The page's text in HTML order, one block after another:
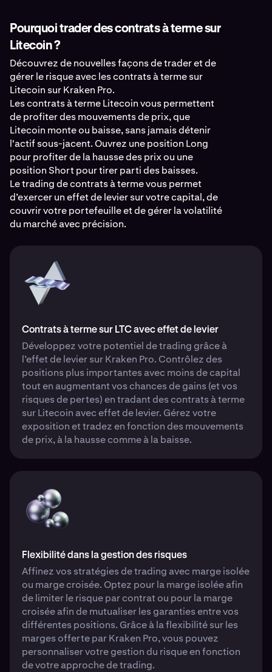
Pourquoi trader des contrats à terme sur
Litecoin ?
Découvrez de nouvelles façons de trader et de
gérer le risque avec les contrats à terme sur
Litecoin sur Kraken Pro.
Les contrats à terme Litecoin vous permettent
de profiter des mouvements de prix, que
Litecoin monte ou baisse, sans jamais détenir
l'actif sous-jacent. Ouvrez une position Long
pour profiter de la hausse des prix ou une
position Short pour tirer parti des baisses.
Le trading de contrats à terme vous permet
d’exercer un effet de levier sur votre capital, de
couvrir votre portefeuille et de gérer la volatilité
du marché avec précision.
Contrats à terme sur LTC avec effet de levier
Développez votre potentiel de trading grâce à
l’effet de levier sur Kraken Pro. Contrôlez des
positions plus importantes avec moins de capital
tout en augmentant vos chances de gains (et vos
risques de pertes) en tradant des contrats à terme
sur Litecoin avec effet de levier. Gérez votre
exposition et tradez en fonction des mouvements
de prix, à la hausse comme à la baisse.
Flexibilité dans la gestion des risques
Affinez vos stratégies de trading avec marge isolée
ou marge croisée. Optez pour la marge isolée afin
de limiter le risque par contrat ou pour la marge
croisée afin de mutualiser les garanties entre vos
différentes positions. Grâce à la flexibilité sur les
marges offerte par Kraken Pro, vous pouvez
personnaliser votre gestion du risque en fonction
de votre approche de trading.